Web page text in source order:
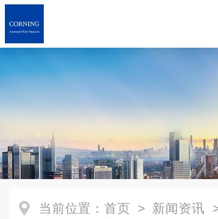
当前位置： 首页 > 新闻资讯